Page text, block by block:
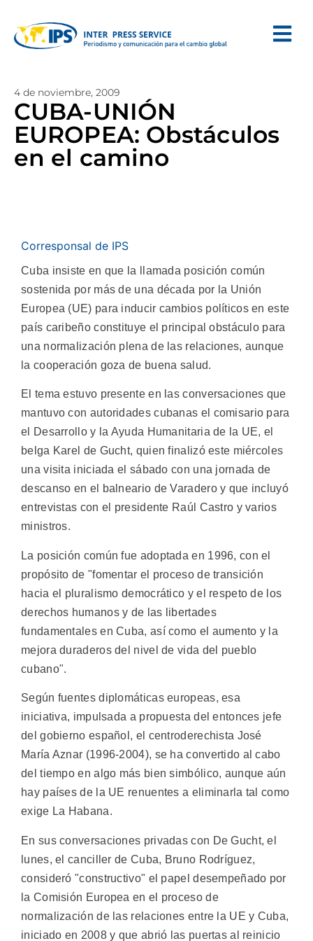
4 de noviembre, 2009
CUBA-UNIÓN
EUROPEA: Obstáculos
en el camino
Corresponsal de IPS
Cuba insiste en que la llamada posición común
sostenida por más de una década por la Unión
Europea (UE) para inducir cambios políticos en este
país caribeño constituye el principal obstáculo para
una normalización plena de las relaciones, aunque
la cooperación goza de buena salud.
El tema estuvo presente en las conversaciones que
mantuvo con autoridades cubanas el comisario para
el Desarrollo y la Ayuda Humanitaria de la UE, el
belga Karel de Gucht, quien finalizó este miércoles
una visita iniciada el sábado con una jornada de
descanso en el balneario de Varadero y que incluyó
entrevistas con el presidente Raúl Castro y varios
ministros.
La posición común fue adoptada en 1996, con el
propósito de "fomentar el proceso de transición
hacia el pluralismo democrático y el respeto de los
derechos humanos y de las libertades
fundamentales en Cuba, así como el aumento y la
mejora duraderos del nivel de vida del pueblo
cubano".
Según fuentes diplomáticas europeas, esa
iniciativa, impulsada a propuesta del entonces jefe
del gobierno español, el centroderechista José
María Aznar (1996-2004), se ha convertido al cabo
del tiempo en algo más bien simbólico, aunque aún
hay países de la UE renuentes a eliminarla tal como
exige La Habana.
En sus conversaciones privadas con De Gucht, el
lunes, el canciller de Cuba, Bruno Rodríguez,
consideró "constructivo" el papel desempeñado por
la Comisión Europea en el proceso de
normalización de las relaciones entre la UE y Cuba,
iniciado en 2008 y que abrió las puertas al reinicio